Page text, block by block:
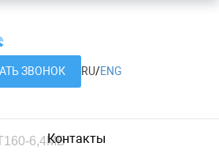
ЗВОНОК RU/ENG
Контакты
6,4МБ